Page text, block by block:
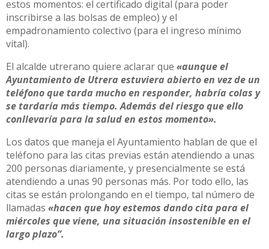
estos momentos: el certificado digital (para poder
inscribirse a las bolsas de empleo) y el
empadronamiento colectivo (para el ingreso mínimo
vital).
El alcalde utrerano quiere aclarar que «aunque el
Ayuntamiento de Utrera estuviera abierto en vez de un
teléfono que tarda mucho en responder, habría colas y
se tardaría más tiempo. Además del riesgo que ello
conllevaría para la salud en estos momento».
Los datos que maneja el Ayuntamiento hablan de que el
teléfono para las citas previas están atendiendo a unas
200 personas diariamente, y presencialmente se está
atendiendo a unas 90 personas más. Por todo ello, las
citas se están prolongando en el tiempo, tal número de
llamadas «hacen que hoy estemos dando cita para el
miércoles que viene, una situación insostenible en el
largo plazo”.